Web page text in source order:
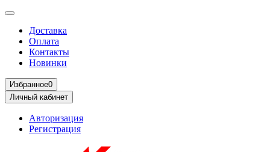
Доставка
Оплата
Контакты
Новинки
Избранное0
Личный кабинет
Авторизация
Регистрация